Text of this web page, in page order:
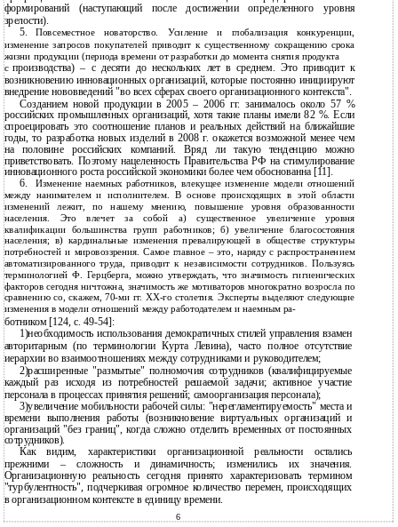
формирований (наступающий после достижении определенного уровня
зрелости).
5.
Повсеместное новаторство. Усиление и глобализация конкуренции,
изменение запросов покупателей приводит к существенному сокращению срока
жизни продукции (периода времени от разработки до момента снятия продукта
с производства) – с десяти до нескольких лет в среднем. Это приводит к
возникновению инновационных организаций, которые постоянно инициируют
внедрение нововведений "во всех сферах своего организационного контекста".
Созданием новой продукции в 2005 – 2006 гг. занималось около 57 %
российских промышленных организаций, хотя такие планы имели 82 %. Если
спроецировать это соотношение планов и реальных действий на ближайшие
годы, то разработка новых изделий в 2008 г. окажется возможной менее чем
на половине российских компаний. Вряд ли такую тенденцию можно
приветствовать. Поэтому нацеленность Правительства РФ на стимулирование
инновационного роста российской экономики более чем обоснованна [11].
6.
Изменение наемных работников, влекущее изменение модели отношений
между нанимателем и исполнителем. В основе происходящих в этой области
изменений лежит, по нашему мнению, повышение уровня образованности
населения. Это влечет за собой а) существенное увеличение уровня
квалификации большинства групп работников; б) увеличение благосостояния
населения; в) кардинальные изменения превалирующей в обществе структуры
потребностей и мировоззрения. Самое главное – это, наряду с распространением
автоматизированного труда, приводит к независимости сотрудников. Пользуясь
терминологией Ф. Герцберга, можно утверждать, что значимость гигиенических
факторов сегодня ничтожна, значимость же мотиваторов многократно возросла по
сравнению со, скажем,70-ми гг. XX-го столетия. Эксперты выделяют следующие
изменения в модели отношений между работодателем и наемным ра-
ботником [124, с. 49-54]:
1)необходимость использования демократичных стилей управления взамен
авторитарным (по терминологии Курта Левина), часто полное отсутствие
иерархии во взаимоотношениях между сотрудниками и руководителем;
2)расширенные "размытые" полномочия сотрудников (квалифицируемые
каждый раз исходя из потребностей решаемой задачи; активное участие
персонала в процессах принятия решений; самоорганизация персонала);
3)увеличение мобильности рабочей силы: "нерегламентируемость" места и
времени выполнения работы (возникновение виртуальных организаций и
организаций "без границ", когда сложно отделить временных от постоянных
сотрудников).
Как видим, характеристики организационной реальности остались
прежними – сложность и динамичность; изменились их значения.
Организационную реальность сегодня принято характеризовать термином
"турбулентность", подчеркивая огромное количество перемен, происходящих
в организационном контексте в единицу времени.
6